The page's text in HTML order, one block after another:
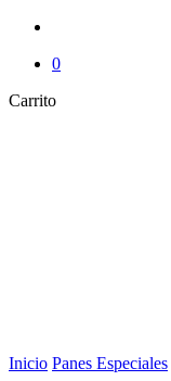
0
CarritoCerrar
Inicio Panes Especiales